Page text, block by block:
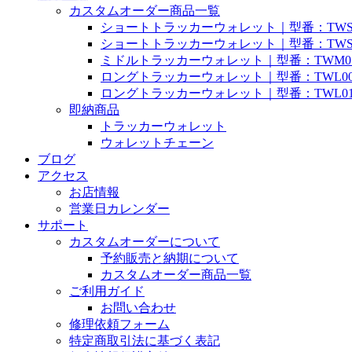
カスタムオーダー商品一覧
ショートトラッカーウォレット｜型番：
ショートトラッカーウォレット｜型番：
ミドルトラッカーウォレット｜型番：
ロングトラッカーウォレット｜型番：
ロングトラッカーウォレット｜型番：TWL01
即納商品
トラッカーウォレット
ウォレットチェーン
ブログ
アクセス
お店情報
営業日カレンダー
サポート
カスタムオーダーについて
予約販売と納期について
カスタムオーダー商品一覧
ご利用ガイド
お問い合わせ
修理依頼フォーム
特定商取引法に基づく表記